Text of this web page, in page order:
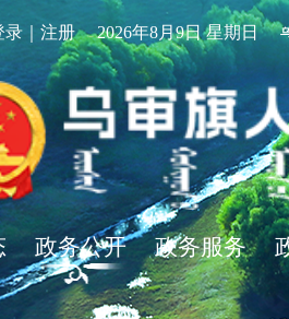
录｜注册 2026年8月9日 星期日
政务公开 政务服务